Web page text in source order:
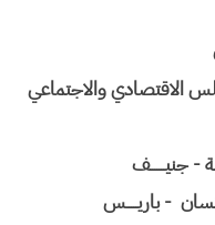
الاقتصادي والاجتماعي
- جنيـــــــف
- باريـــــس